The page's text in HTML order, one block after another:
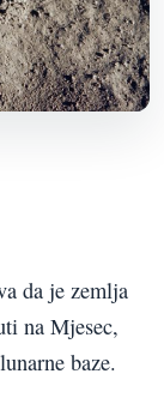
da je zemlja
na Mjesec,
baze.